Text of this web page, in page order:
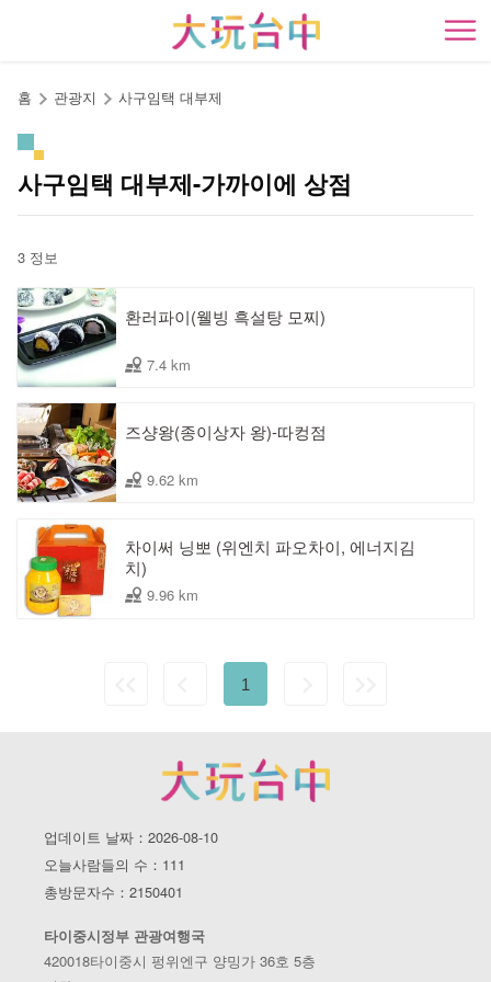
開
홈 관광지 사구임택 대부제
사구임택 대부제-가까이에 상점
3 정보
환러파이(웰빙 흑설탕 모찌)
7.4 km
즈샹왕(종이상자 왕)-따컹점
9.62 km
차이써 닝뽀 (위엔치 파오차이, 에너지김
치)
9.96 km
1
업데이트 날짜：2026-08-10
오늘사람들의 수：111
총방문자수：2150401
타이중시정부 관광여행국
420018타이중시 펑위엔구 양밍가 36호 5층